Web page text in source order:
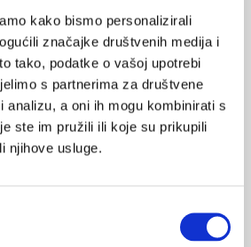
kako bismo personalizirali
značajke društvenih medija i
tako, podatke o vašoj upotrebi
s partnerima za društvene
analizu, a oni ih mogu kombinirati s
ste im pružili ili koje su prikupili
njihove usluge.
<
bol i tjeskobu na odjelu
ratne ozljede u Ukrajini i